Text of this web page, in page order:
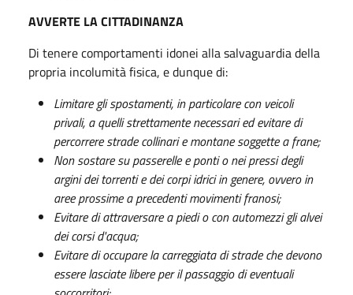
AVVERTE LA CITTADINANZA
Di tenere comportamenti idonei alla salvaguardia della
propria incolumità fisica, e dunque di:
Limitare gli spostamenti, in particolare con veicoli
privali, a quelli strettamente necessari ed evitare di
percorrere strade collinari e montane soggette a frane;
Non sostare su passerelle e ponti o nei pressi degli
argini dei torrenti e dei corpi idrici in genere, ovvero in
aree prossime a precedenti movimenti franosi;
Evitare di attraversare a piedi o con automezzi gli alvei
dei corsi d'acqua;
Evitare di occupare la carreggiata di strade che devono
essere lasciate libere per il passaggio di eventuali